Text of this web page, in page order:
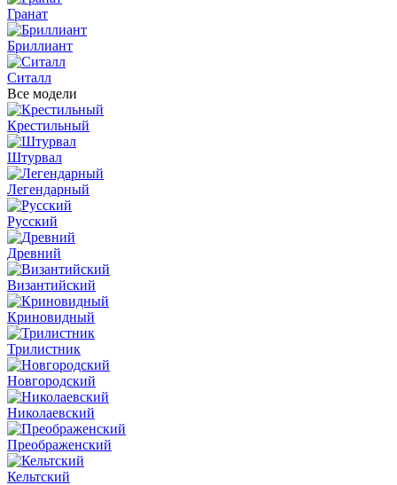
Гранат
Бриллиант
Ситалл
Все модели
Крестильный
Штурвал
Легендарный
Русский
Древний
Византийский
Криновидный
Трилистник
Новгородский
Николаевский
Преображенский
Кельтский